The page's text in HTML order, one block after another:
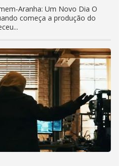
Aranha: Um Novo Dia O
começa a produção do